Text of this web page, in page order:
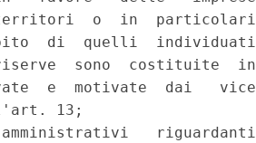
territori  o  in  particolari
di  quelli  individuati
sono  costituite  in
e  motivate  dai   vice
13;
riguardanti